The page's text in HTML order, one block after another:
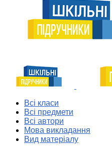
Всі класи
Всі предмети
Всі автори
Мова викладання
Вид матеріалу